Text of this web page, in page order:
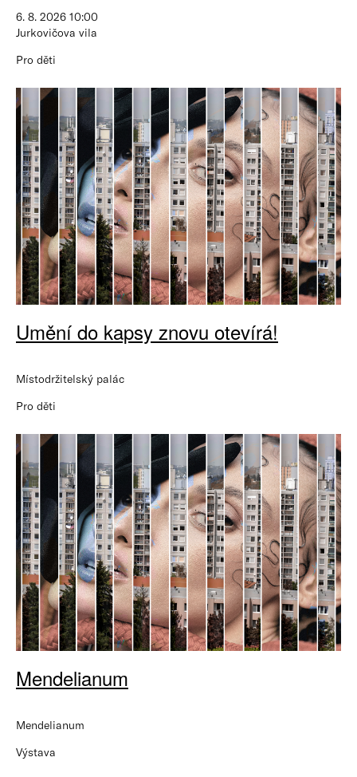
6. 8. 2026 10:00
Jurkovičova vila
Pro děti
Umění do kapsy znovu otevírá!
Místodržitelský palác
Pro děti
Mendelianum
Mendelianum
Výstava